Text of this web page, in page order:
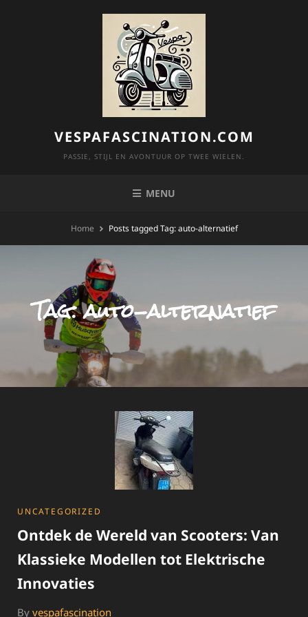
VESPAFASCINATION.COM
PASSIE, STIJL EN AVONTUUR OP TWEE WIELEN.
MENU
Home Posts taggedTag:auto-alternatief
Tag:auto-alternatief
CATEGORIES
UNCATEGORIZED
Ontdek de Wereld van Scooters: Van
Klassieke Modellen tot Elektrische
Innovaties
By vespafascination